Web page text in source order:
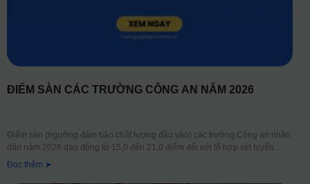
ĐIỂM SÀN CÁC TRƯỜNG CÔNG AN NĂM 2026
Điểm sàn (ngưỡng đảm bảo chất lượng đầu vào) các trường Công an nhân
dân năm 2026 dao động từ 15,0 đến 21,0 điểm đối với tổ hợp xét tuyển
Đọc thêm ➤